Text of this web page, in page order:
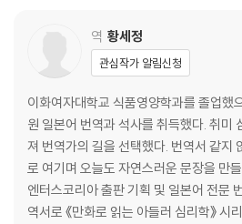
실천 일단 시작하는 첫걸음 내딛기
3개월 후, 예상 밖의 변화
덧붙이는 이야기_습관이 만든 3년의 변화
3년 뒤, 완전히 달라진 삶
작은 습관이 만든 변화
변화를 완성하는 마지막 이야기
꼬리말 평범한 하루를 바꾸는 힘
역 황세정
관심작가 알림신청
이화여자대학교 식품영양학과를 졸업했
원 일본어 번역과 석사를 취득했다. 취미
져 번역가의 길을 선택했다. 번역서 같지
로 여기며 오늘도 자연스러운 문장을 만
엔터스코리아 출판 기획 및 일본어 전문
역서로 《만화로 읽는 아들러 심리학》 시